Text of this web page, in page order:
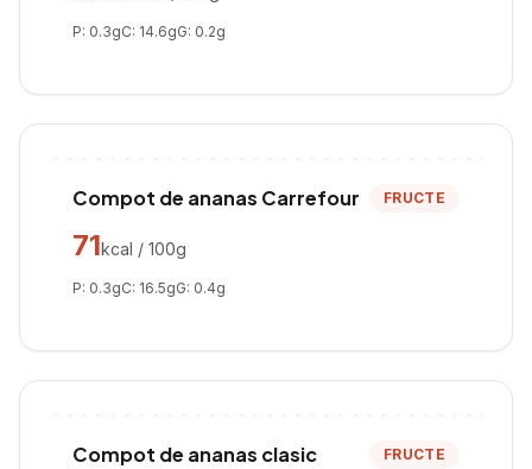
P: 0.3gC: 14.6gG: 0.2g
Compot de ananas Carrefour FRUCTE
71kcal / 100g
P: 0.3gC: 16.5gG: 0.4g
Compot de ananas clasic
FRUCTE